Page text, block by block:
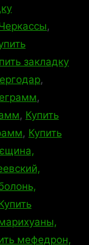
,
закладку
,
,
, Купить
, Купить
мефедрон,